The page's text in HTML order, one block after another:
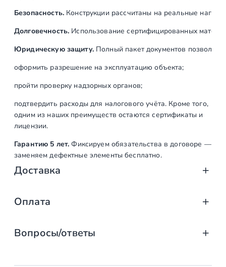
Безопасность.Конструкции рассчитаны на реальные
Долговечность. Использование сертифицированных
Юридическую защиту.Полный пакет документов позволяет:
оформить разрешение на эксплуатацию объекта;
пройти проверку надзорных органов;
подтвердить расходы для налогового учёта. Кроме того,
одним из наших преимуществ остаются сертификаты и
лицензии.
Гарантию 5 лет. Фиксируем обязательства в договоре —
заменяем дефектные элементы бесплатно.
Доставка
Доставка от «СтаирсПром»: аккуратно,
от упаковки на производстве до разгрузки на объекте.
Какие изделия мы доставляем
Оплата
Оплата услуг «СтаирсПром»: удобно,
Вопросы/ответы